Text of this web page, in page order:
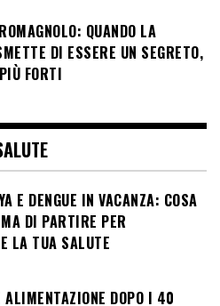
QUANDO LA
DI ESSERE UN SEGRETO,
FORTI
E DENGUE IN VACANZA: COSA
DI PARTIRE PER
LA TUA SALUTE
DOPO I 40